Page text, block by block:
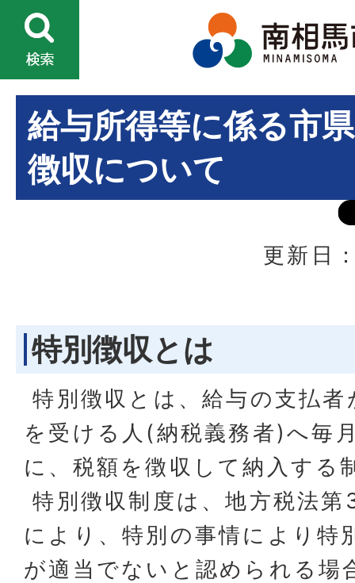
給与所得等に係る市
徴収について
更新日
特別徴収とは
特別徴収とは、給与の支払
を受ける人(納税義務者)へ毎
に、税額を徴収して納入する
特別徴収制度は、地方税法
により、特別の事情により特
が適当でないと認められる場